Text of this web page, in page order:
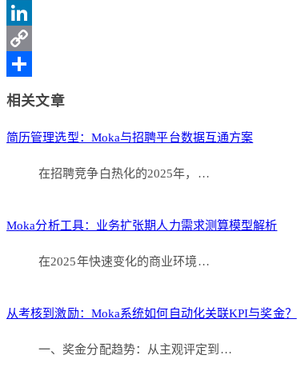
Sina
Weibo
LinkedIn
Copy
相关文章
简历管理选型：Moka与招聘平台数据互通方案
在招聘竞争白热化的2025年，…
Moka分析工具：业务扩张期人力需求测算模型解析
在2025年快速变化的商业环境…
从考核到激励：Moka系统如何自动化关联KPI与奖金？
一、奖金分配趋势：从主观评定到…